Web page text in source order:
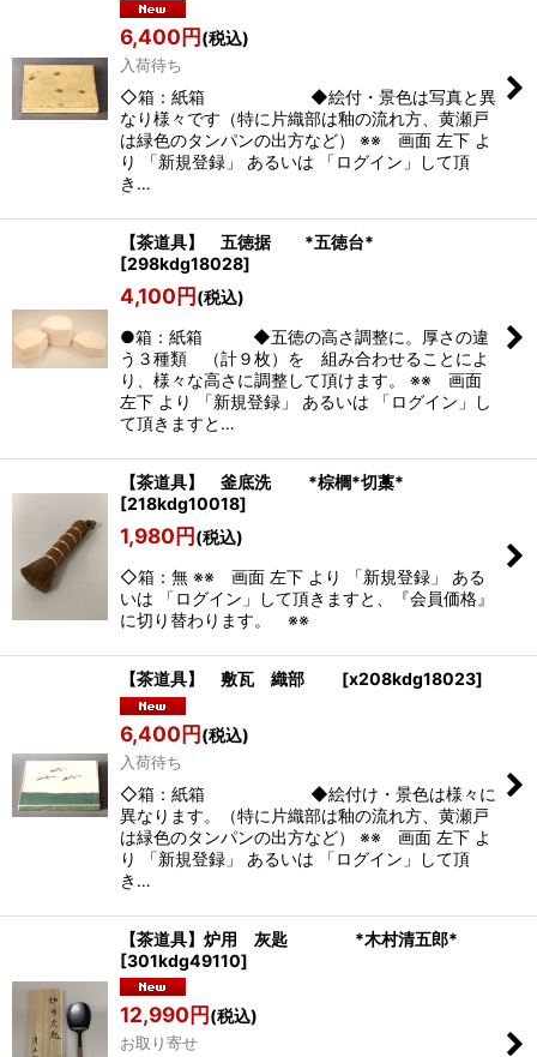
6,400円(税込)
入荷待ち
◇箱：紙箱 ◆絵付・景色は写真と異
なり様々です（特に片織部は釉の流れ方、黄瀬戸
は緑色のタンパンの出方など） ※※ 画面 左下 よ
り 「新規登録」 あるいは 「ログイン」して頂
き…
【茶道具】 五徳据 *五徳台*
[298kdg18028]
4,100円(税込)
●箱：紙箱 ◆五徳の高さ調整に。厚さの違
う３種類 （計９枚）を 組み合わせることによ
り、様々な高さに調整して頂けます。 ※※ 画面
左下 より 「新規登録」 あるいは 「ログイン」し
て頂きますと…
【茶道具】 釜底洗 *棕櫚*切藁*
[218kdg10018]
1,980円(税込)
◇箱：無 ※※ 画面 左下 より 「新規登録」 ある
いは 「ログイン」して頂きますと、『会員価格』
に切り替わります。 ※※
【茶道具】 敷瓦 織部 [x208kdg18023]
6,400円(税込)
入荷待ち
◇箱：紙箱 ◆絵付け・景色は様々に
異なります。（特に片織部は釉の流れ方、黄瀬戸
は緑色のタンパンの出方など） ※※ 画面 左下 よ
り 「新規登録」 あるいは 「ログイン」して頂
き…
【茶道具】炉用 灰匙 *木村清五郎*
[301kdg49110]
12,990円(税込)
お取り寄せ